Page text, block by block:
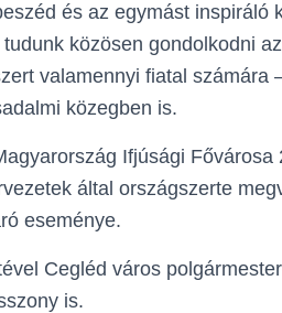
és az egymást inspiráló
közösen gondolkodni
valamennyi fiatal számára
közegben is.
Ifjúsági Fővárosa
által országszerte
eseménye.
Cegléd város
is.